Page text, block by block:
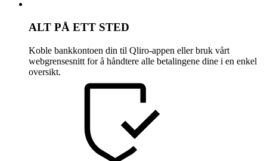
ALT PÅ ETT STED
Koble bankkontoen din til Qliro-appen eller bruk vårt
webgrensesnitt for å håndtere alle betalingene dine i en enkel
oversikt.